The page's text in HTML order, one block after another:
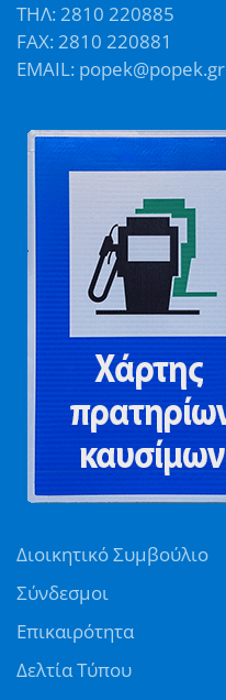
ΤΗΛ: 2810 220885
FAX: 2810 220881
EMAIL: popek@popek.gr
Διοικητικό Συμβούλιο
Σύνδεσμοι
Επικαιρότητα
Δελτία Τύπου